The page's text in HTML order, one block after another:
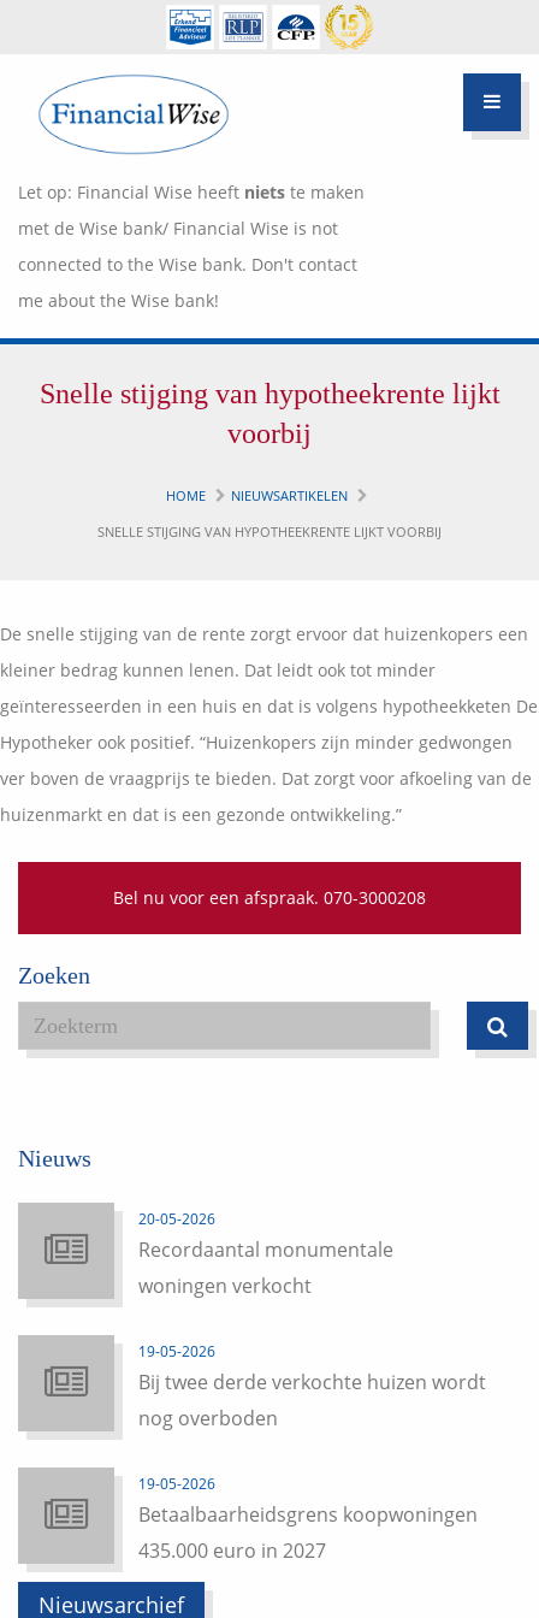
Let op: Financial Wise heeft niets te maken
met de Wise bank/ Financial Wise is not
connected to the Wise bank. Don't contact
me about the Wise bank!
Over Pietie Jeelof
Garanties
Samenwerkende partners
Expats services
Onderhoudsabonnementen
Klanten over
Blog
Hypotheek Advies
Life style planning
Snelle stijging van hypotheekrente lijkt
voorbij
HOME
NIEUWSARTIKELEN
SNELLE STIJGING VAN HYPOTHEEKRENTE LIJKT VOORBIJ
De snelle stijging van de rente zorgt ervoor dat huizenkopers een
kleiner bedrag kunnen lenen. Dat leidt ook tot minder
geïnteresseerden in een huis en dat is volgens hypotheekketen De
Hypotheker ook positief. “Huizenkopers zijn minder gedwongen
ver boven de vraagprijs te bieden. Dat zorgt voor afkoeling van de
huizenmarkt en dat is een gezonde ontwikkeling.”
Bel nu voor een afspraak. 070-3000208
Zoeken
Nieuws
20-05-2026
Recordaantal monumentale
woningen verkocht
19-05-2026
Bij twee derde verkochte huizen wordt
nog overboden
19-05-2026
Betaalbaarheidsgrens koopwoningen
435.000 euro in 2027
Nieuwsarchief